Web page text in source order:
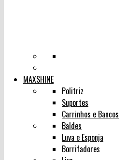
MAXSHINE
Politriz
Suportes
Carrinhos e Bancos
Baldes
Luva e Esponja
Borrifadores